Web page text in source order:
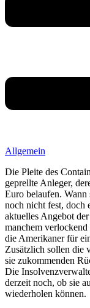
Allgemein
Die Pleite des
geprellte Anleger,
Euro belaufen.
noch nicht fest, doch
aktuelles Angebot
manchem
die Amerikaner für
Zusätzlich sollen die
sie zukommenden
Die
derzeit noch, ob sie
wiederholen können.